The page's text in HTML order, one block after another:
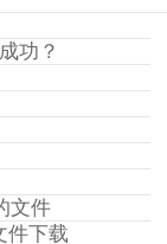
功？
文件
件下载